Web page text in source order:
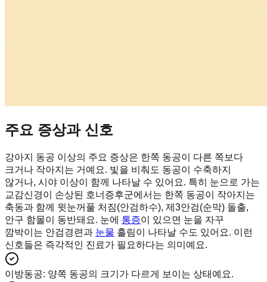
주요 증상과 신호
강아지 동공 이상의 주요 증상은 한쪽 동공이 다른 쪽보다
크거나 작아지는 거예요. 빛을 비춰도 동공이 수축하지
않거나, 시야 이상이 함께 나타날 수 있어요. 특히 눈으로 가는
교감신경이 손상된 호너증후군에서는 한쪽 동공이 작아지는
축동과 함께 윗눈꺼풀 처짐(안검하수), 제3안검(순막) 돌출,
안구 함몰이 동반돼요. 눈에 통증이 있으면 눈을 자꾸
깜박이는 안검경련과 눈물 흘림이 나타날 수도 있어요. 이런
신호들은 즉각적인 진료가 필요하다는 의미예요.
이방동공: 양쪽 동공의 크기가 다르게 보이는 상태예요.